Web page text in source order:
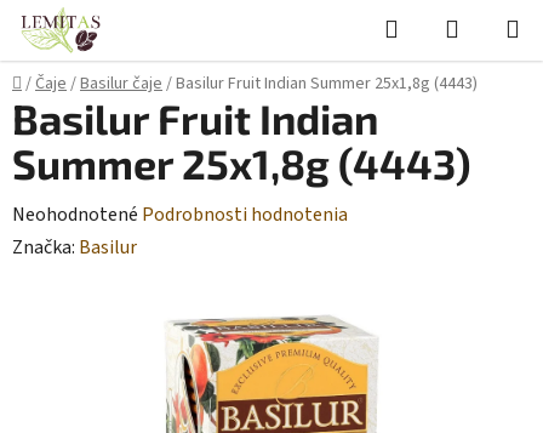
Prejsť
obsah
Hľadať
KOŠÍK
Domov
/Čaje/Basilur čaje/Basilur Fruit Indian Summer 25x1,8g (4443)
Basilur Fruit Indian
Summer 25x1,8g (4443)
Priemerné
hodnotenie
Neohodnotené Podrobnosti hodnotenia
Značka: Basilur